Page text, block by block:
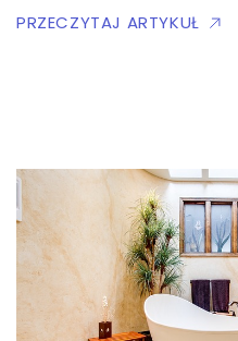
PRZECZYTAJ ARTYKUŁ